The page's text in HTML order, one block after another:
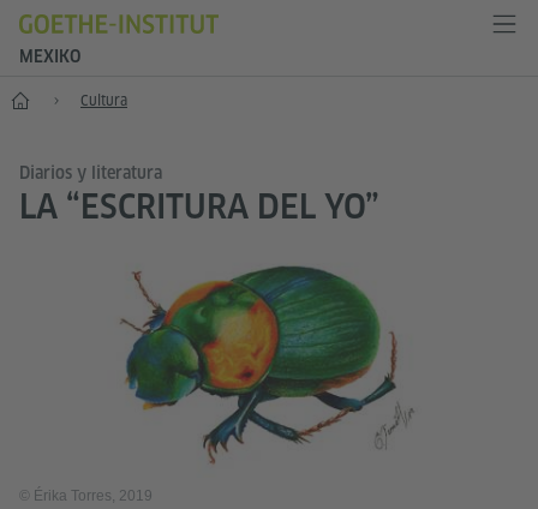
MEXIKO
Inicio Cultura
Diarios y literatura
LA “ESCRITURA DEL YO”
© Érika Torres, 2019